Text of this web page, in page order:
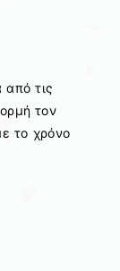
από τις
τον
το χρόνο